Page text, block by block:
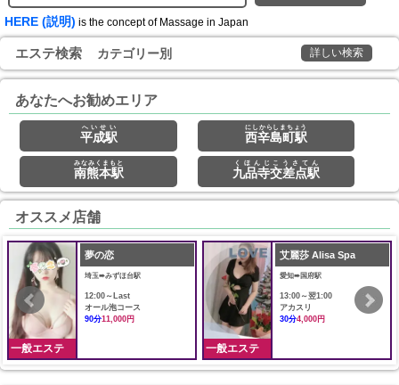
HERE (説明) is the concept of Massage in Japan
エステ検索 カテゴリー別 詳しい検索
あなたへお勧めエリア
平成駅
へいせい
西辛島町駅
にしからしまちょう
南熊本駅
みなみくまもと
九品寺交差点駅
くほんじこうさてん
オススメ店舗
一般エステ
夢の恋
埼玉➠みずほ台駅
12:00～Last
オール泡コース
90分11,000円
一般エステ
艾麗莎 Alisa Spa
愛知➠国府駅
13:00～翌1:00
アカスリ
30分4,000円